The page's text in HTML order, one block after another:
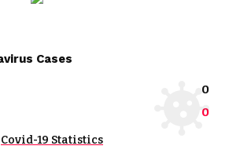
Cases
0
0
Covid-19 Statistics